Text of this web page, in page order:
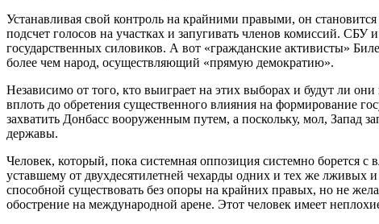
Устанавливая свой контроль на крайними правыми, он
подсчет голосов на участках и запугивать членов комиссий.
государственных силовиков. А вот «гражданские активисты»
более чем народ, осуществляющий «прямую демократию».
Независимо от того, кто выиграет на этих выборах и будут ли
вплоть до обретения существенного влияния на формирование
захватить Донбасс вооруженным путем, а поскольку, мол, Запад
державы.
Человек, который, пока системная оппозиция системно борется
уставшему от двухдесятилетней чехарды одних и тех же лживых
способной существовать без опоры на крайних правых, но не
обострение на международной арене. Этот человек имеет